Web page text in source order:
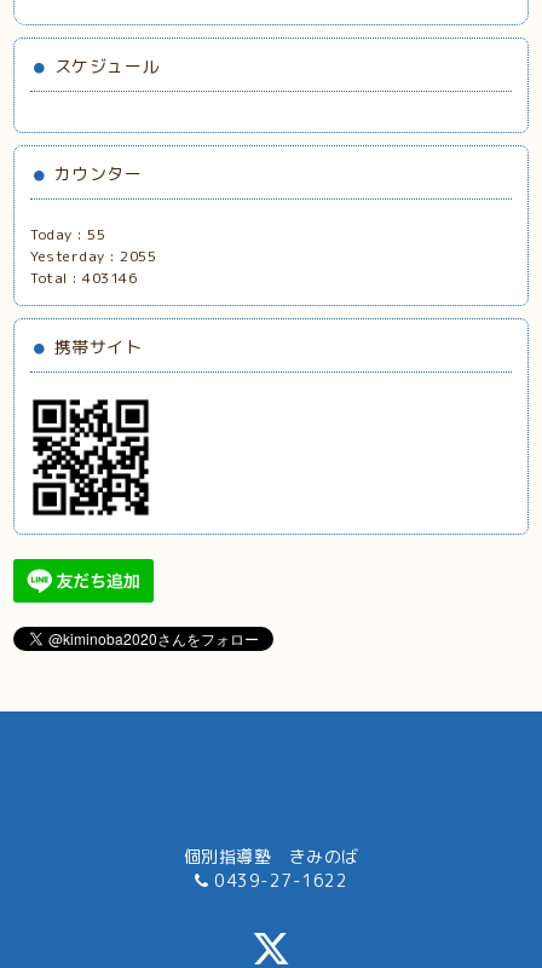
スケジュール
カウンター
Today :55
Yesterday :2055
Total :403146
携帯サイト
個別指導塾 きみのば
0439-27-1622